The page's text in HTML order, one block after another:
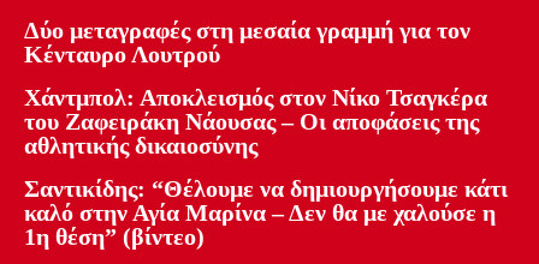
Δύο μεταγραφές στη μεσαία γραμμή για τον
Κένταυρο Λουτρού
Χάντμπολ: Αποκλεισμός στον Νίκο Τσαγκέρα
του Ζαφειράκη Νάουσας – Οι αποφάσεις της
αθλητικής δικαιοσύνης
Σαντικίδης: “Θέλουμε να δημιουργήσουμε κάτι
καλό στην Αγία Μαρίνα – Δεν θα με χαλούσε η
1η θέση” (βίντεο)